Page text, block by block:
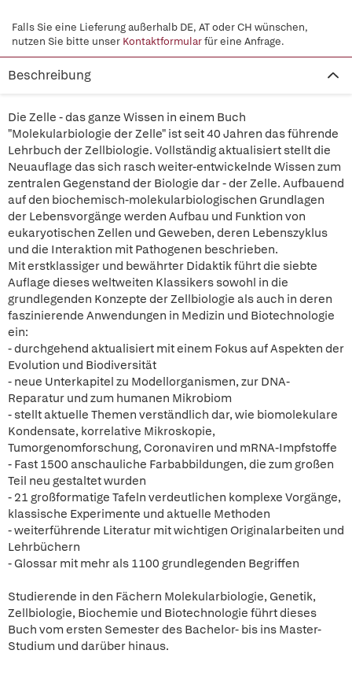
Falls Sie eine Lieferung außerhalb DE, AT oder CH wünschen,
nutzen Sie bitte unser Kontaktformularfür eine Anfrage.
Beschreibung
Die Zelle - das ganze Wissen in einem Buch
"Molekularbiologie der Zelle" ist seit 40 Jahren das führende
Lehrbuch der Zellbiologie. Vollständig aktualisiert stellt die
Neuauflage das sich rasch weiter-entwickelnde Wissen zum
zentralen Gegenstand der Biologie dar - der Zelle. Aufbauend
auf den biochemisch-molekularbiologischen Grundlagen
der Lebensvorgänge werden Aufbau und Funktion von
eukaryotischen Zellen und Geweben, deren Lebenszyklus
und die Interaktion mit Pathogenen beschrieben.
Mit erstklassiger und bewährter Didaktik führt die siebte
Auflage dieses weltweiten Klassikers sowohl in die
grundlegenden Konzepte der Zellbiologie als auch in deren
faszinierende Anwendungen in Medizin und Biotechnologie
ein:
- durchgehend aktualisiert mit einem Fokus auf Aspekten der
Evolution und Biodiversität
- neue Unterkapitel zu Modellorganismen, zur DNA-
Reparatur und zum humanen Mikrobiom
- stellt aktuelle Themen verständlich dar, wie biomolekulare
Kondensate, korrelative Mikroskopie,
Tumorgenomforschung, Coronaviren und mRNA-Impfstoffe
- Fast 1500 anschauliche Farbabbildungen, die zum großen
Teil neu gestaltet wurden
- 21 großformatige Tafeln verdeutlichen komplexe Vorgänge,
klassische Experimente und aktuelle Methoden
- weiterführende Literatur mit wichtigen Originalarbeiten und
Lehrbüchern
- Glossar mit mehr als 1100 grundlegenden Begriffen
Studierende in den Fächern Molekularbiologie, Genetik,
Zellbiologie, Biochemie und Biotechnologie führt dieses
Buch vom ersten Semester des Bachelor- bis ins Master-
Studium und darüber hinaus.